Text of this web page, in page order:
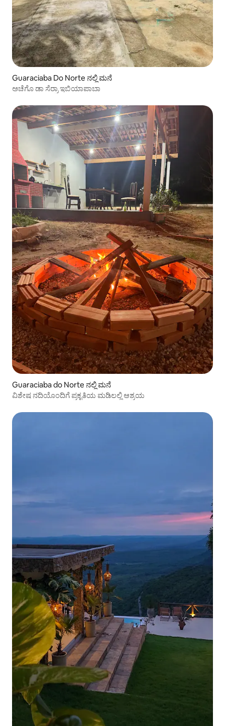
Guaraciaba Do Norte ನಲ್ಲಿ ಮನೆ
ಅಚೆಗೊ ಡಾ ಸೆರ್ರಾ ಇಬಿಯಾಪಾಬಾ
Guaraciaba do Norte ನಲ್ಲಿ ಮನೆ
ವಿಶೇಷ ನದಿಯೊಂದಿಗೆ ಪ್ರಕೃತಿಯ ಮಡಿಲಲ್ಲಿ ಆಶ್ರಯ